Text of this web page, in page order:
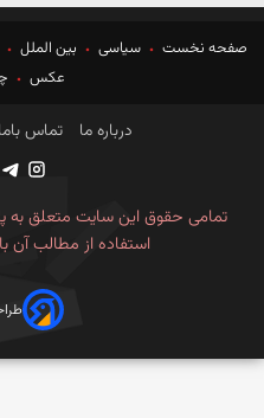
صفحه نخست سیاسی بین الملل
عکس
درباره ما تماس باما
تمامی حقوق این سایت متعلق به
استفاده از مطالب آن